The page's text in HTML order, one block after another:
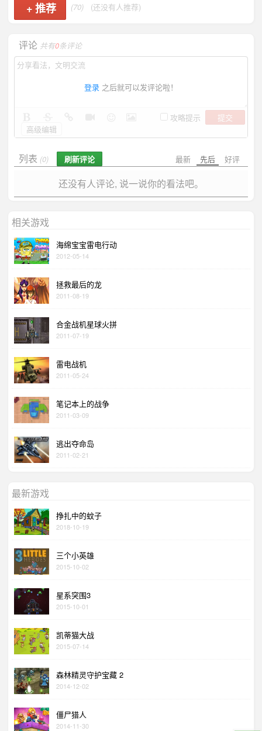
+推荐 (70) (还没有人推荐)
评论 共有0条评论
登录 之后就可以发评论啦！
攻略提示
提交
高级编辑
最新 先后 好评
列表 (0) 刷新评论
还没有人评论, 说一说你的看法吧。
相关游戏
海绵宝宝雷电行动
2012-05-14
拯救最后的龙
2011-08-19
合金战机星球火拼
2011-07-19
雷电战机
2011-05-24
笔记本上的战争
2011-03-09
逃出夺命岛
2011-02-21
最新游戏
挣扎中的蚊子
2018-10-19
三个小英雄
2015-10-02
星系突围3
2015-10-01
凯蒂猫大战
2015-07-14
森林精灵守护宝藏 2
2014-12-02
僵尸猎人
2014-11-30